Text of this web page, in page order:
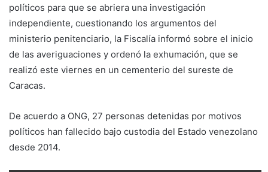
políticos para que se abriera una investigación
independiente, cuestionando los argumentos del
ministerio penitenciario, la Fiscalía informó sobre el inicio
de las averiguaciones y ordenó la exhumación, que se
realizó este viernes en un cementerio del sureste de
Caracas.
De acuerdo a ONG, 27 personas detenidas por motivos
políticos han fallecido bajo custodia del Estado venezolano
desde 2014.